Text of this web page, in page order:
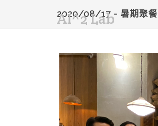
AI^2 Lab
2020/08/17 - 暑期聚餐